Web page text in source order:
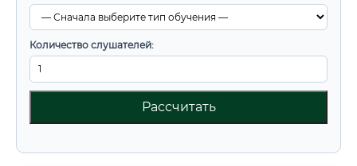
Количество слушателей:
Рассчитать